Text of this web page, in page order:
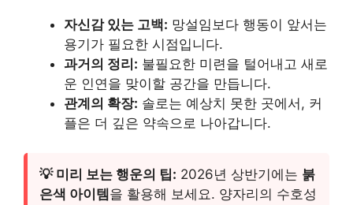
자신감 있는 고백: 망설임보다 행동이 앞서는
용기가 필요한 시점입니다.
과거의 정리: 불필요한 미련을 털어내고 새로
운 인연을 맞이할 공간을 만듭니다.
관계의 확장: 솔로는 예상치 못한 곳에서, 커
플은 더 깊은 약속으로 나아갑니다.
💡 미리 보는 행운의 팁: 2026년 상반기에는 붉
은색 아이템 을 활용해 보세요. 양자리의 수호성